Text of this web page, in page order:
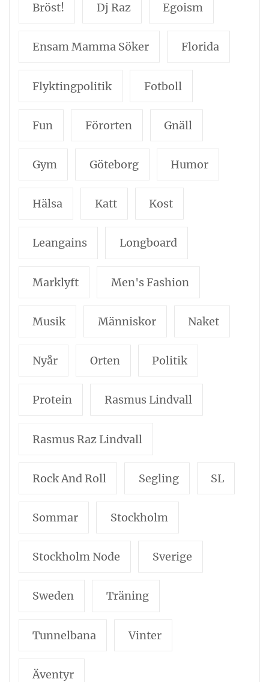
Bröst! Dj Raz Egoism
Ensam Mamma Söker Florida
Flyktingpolitik Fotboll
Fun Förorten Gnäll
Gym Göteborg Humor
Hälsa Katt Kost
Leangains Longboard
Marklyft Men's Fashion
Musik Människor Naket
Nyår Orten Politik
Protein Rasmus Lindvall
Rasmus Raz Lindvall
Rock And Roll Segling SL
Sommar Stockholm
Stockholm Node Sverige
Sweden Träning
Tunnelbana Vinter
Äventyr